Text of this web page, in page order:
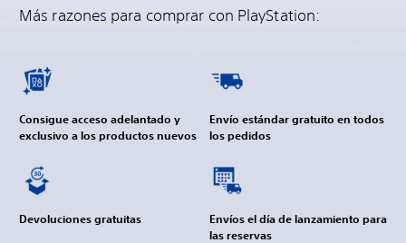
Más razones para comprar con PlayStation:
Consigue acceso adelantado y
exclusivo a los productos nuevos
Envío estándar gratuito en todos
los pedidos
Devoluciones gratuitas
Envíos el día de lanzamiento para
las reservas